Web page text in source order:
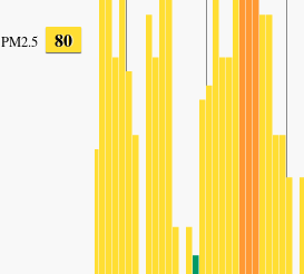
PM2.5 80